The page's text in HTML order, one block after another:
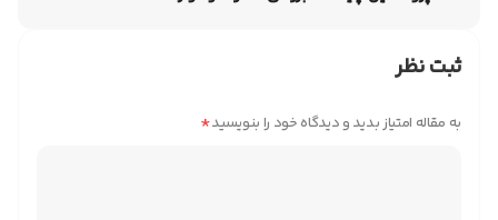
ثبت نظر
به مقاله امتیاز بدید و دیدگاه خود را بنویسید*